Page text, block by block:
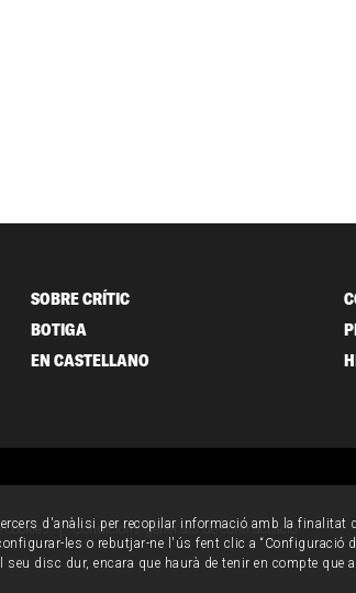
SOBRE CRÍTIC
BOTIGA
EN CASTELLANO
cookies Condicions generals de contractació
d'anàlisi per recopilar informació amb la
les o rebutjar-ne l'ús fent clic a
disc dur, encara que haurà de tenir en compte